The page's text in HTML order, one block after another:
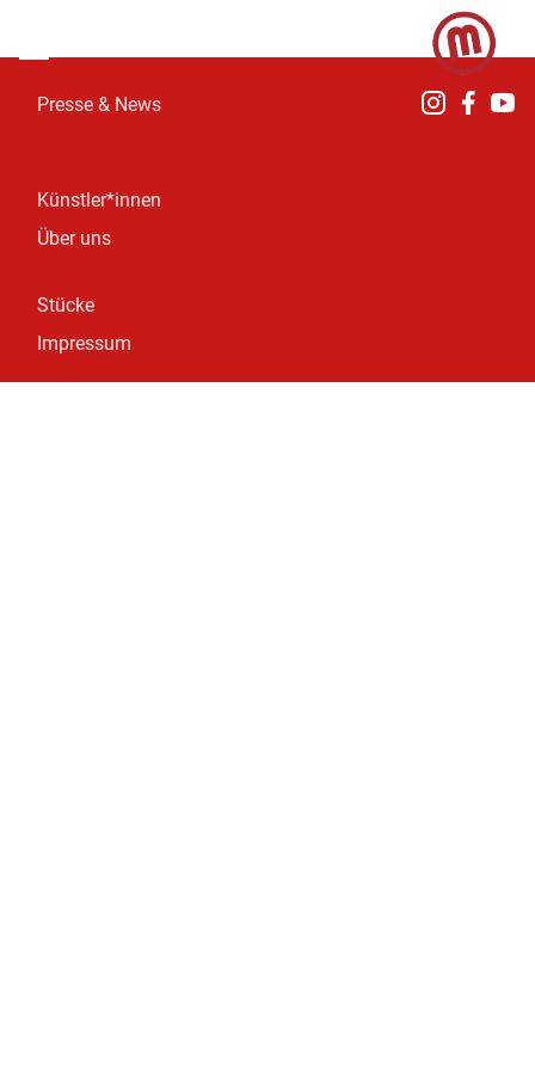
Presse & News
Künstler*innen
Über uns
Stücke
Impressum